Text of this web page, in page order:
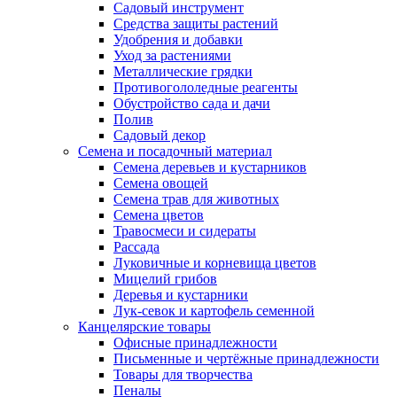
Садовый инструмент
Средства защиты растений
Удобрения и добавки
Уход за растениями
Металлические грядки
Противогололедные реагенты
Обустройство сада и дачи
Полив
Садовый декор
Семена и посадочный материал
Семена деревьев и кустарников
Семена овощей
Семена трав для животных
Семена цветов
Травосмеси и сидераты
Рассада
Луковичные и корневища цветов
Мицелий грибов
Деревья и кустарники
Лук-севок и картофель семенной
Канцелярские товары
Офисные принадлежности
Письменные и чертёжные принадлежности
Товары для творчества
Пеналы